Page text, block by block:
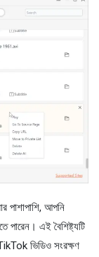
পাশাপাশি, আপনি
পারেন। এই বৈশিষ্ট্যটি
ভিডিও সংরক্ষণ